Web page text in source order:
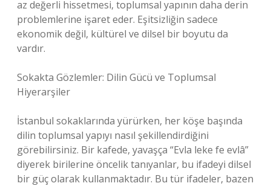
az değerli hissetmesi, toplumsal yapının daha derin
problemlerine işaret eder. Eşitsizliğin sadece
ekonomik değil, kültürel ve dilsel bir boyutu da
vardır.
Sokakta Gözlemler: Dilin Gücü ve Toplumsal
Hiyerarşiler
İstanbul sokaklarında yürürken, her köşe başında
dilin toplumsal yapıyı nasıl şekillendirdiğini
görebilirsiniz. Bir kafede, yavaşça “Evla leke fe evlâ”
diyerek birilerine öncelik tanıyanlar, bu ifadeyi dilsel
bir güç olarak kullanmaktadır. Bu tür ifadeler, bazen